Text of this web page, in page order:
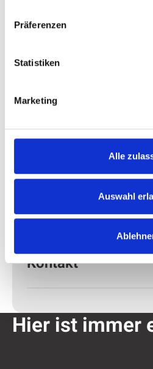
Präferenzen
Statistiken
Marketing
Alle
Auswahl
57439 Attendorn
Telefon: Telefon:02722
Kontakt
Hier ist immer